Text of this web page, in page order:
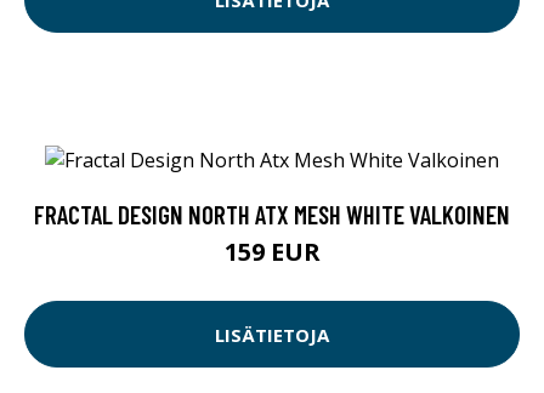
FRACTAL DESIGN NORTH ATX MESH WHITE VALKOINEN
159 EUR
LISÄTIETOJA